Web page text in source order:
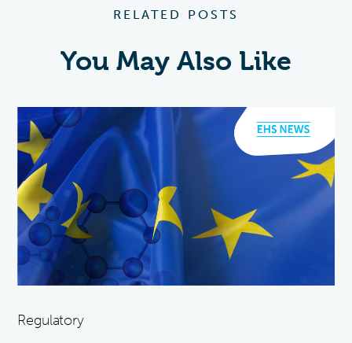
RELATED POSTS
You May Also Like
Regulatory